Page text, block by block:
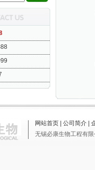
网站首页| 公司简介|
无锡必康生物工程有限